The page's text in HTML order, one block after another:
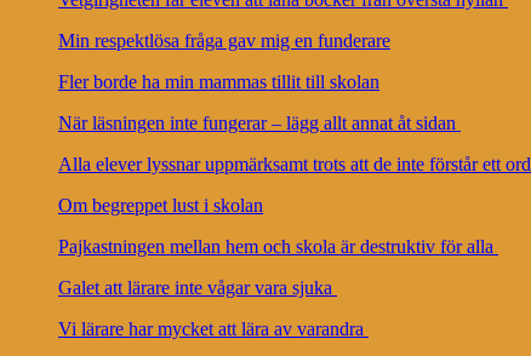
Min respektlösa fråga gav mig en funderare
Fler borde ha min mammas tillit till skolan
När läsningen inte fungerar – lägg allt annat åt sidan
Alla elever lyssnar uppmärksamt trots att de inte förstår ett ord
Om begreppet lust i skolan
Pajkastningen mellan hem och skola är destruktiv för alla
Galet att lärare inte vågar vara sjuka
Vi lärare har mycket att lära av varandra